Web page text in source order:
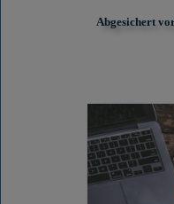
Abgesichert